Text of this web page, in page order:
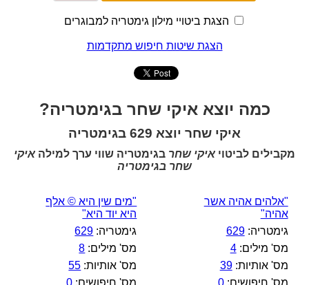
הצגת ביטויי מילון גימטריה למבוגרים
הצגת שיטות חיפוש מתקדמות
כמה יוצא איקי שחר בגימטריה?
איקי שחר יוצא 629 בגימטריה
מקבילים לביטוי איקי שחר בגימטריה שווי ערך למילה איקי
שחר בגימטריה
"אלהים אהיה אשר
אהיה"
גימטריה:629
מס' מילים:4
מס' אותיות:39
מס' חיפושים:0
"מים שין היא © אלף
היא יוד היא"
גימטריה: 629
מס' מילים: 8
מס' אותיות: 55
מס' חיפושים: 0